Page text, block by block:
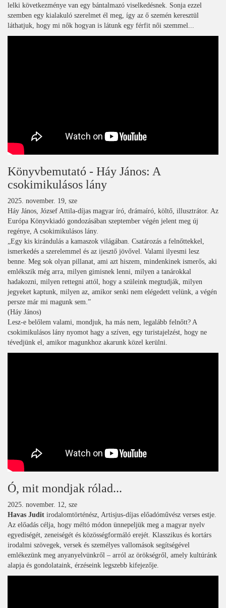
lelki következménye van egy bántalmazó viselkedésnek. Sonja ezzel
szemben egy kialakuló szerelmet él meg, így az ő szemén keresztül
láthatjuk, hogy mi nők hogyan is látunk egy férfit női szemmel...
Könyvbemutató - Háy János: A
csokimikulásos lány
2025. november. 19, sze
Háy János, József Attila-díjas magyar író, drámaíró, költő, illusztrátor. Az
Európa Könyvkiadó gondozásában szeptember végén jelent meg új
regénye, A csokimikulásos lány.
„Egy kis kirándulás a kamaszok világában. Csatározás a felnőttekkel,
ismerkedés a szerelemmel és az ijesztő jövővel. Valami ilyesmi lesz
benne. Meg sok olyan pillanat, ami azt hiszem, mindenkinek ismerős, aki
emlékszik még arra, milyen gimisnek lenni, milyen a tanárokkal
hadakozni, milyen rettegni attól, hogy a szüleink megtudják, milyen
jegyeket kaptunk, milyen az, amikor senki nem elégedett velünk, a végén
persze már mi magunk sem.”
(Háy János)
Lesz-e belőlem valami, mondjuk, ha más nem, legalább felnőtt? A
csokimikulásos lány nyomot hagy a szíven, egy turistajelzést, hogy ne
tévedjünk el, amikor magunkhoz akarunk közel kerülni.
Ó, mit mondjak rólad...
2025. november. 12, sze
Havas Judit irodalomtörténész, Artisjus-díjas előadóművész verses estje.
Az előadás célja, hogy méltó módon ünnepeljük meg a magyar nyelv
egyediségét, zeneiségét és közösségformáló erejét. Klasszikus és kortárs
irodalmi szövegek, versek és személyes vallomások segítségével
emlékezünk meg anyanyelvünkről – arról az örökségről, amely kultúránk
alapja és gondolataink, érzéseink legszebb kifejezője.